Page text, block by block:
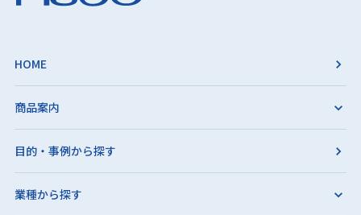
HOME
商品案内
目的・事例から探す
業種から探す